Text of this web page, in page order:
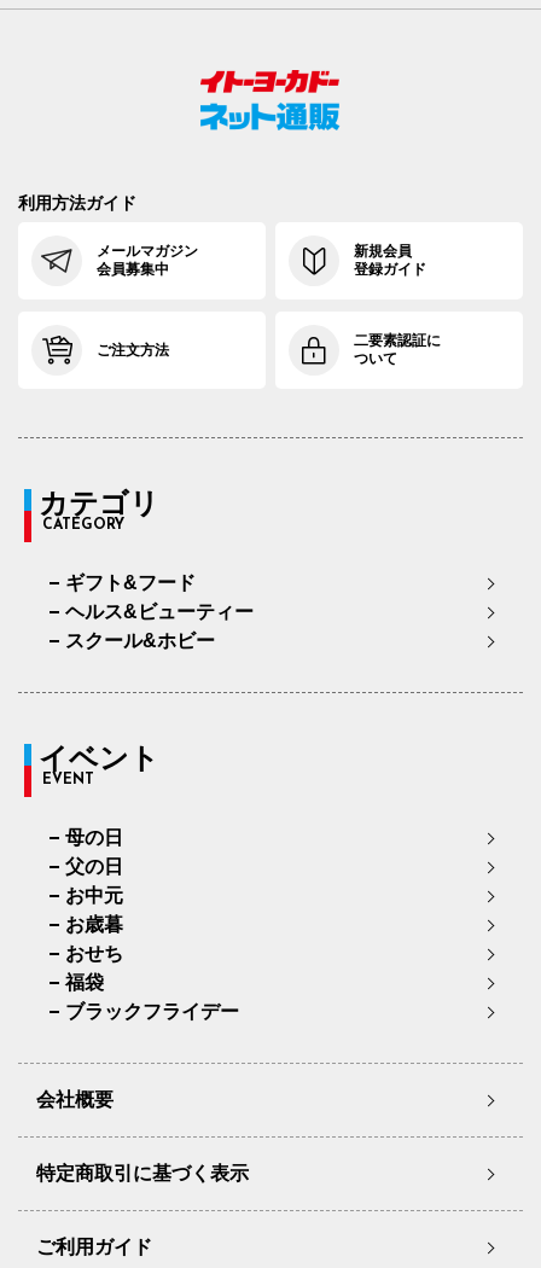
利用方法ガイド
メールマガジン
会員募集中
新規会員
登録ガイド
ご注文方法
二要素認証に
ついて
カテゴリ
CATEGORY
ギフト&フード
ヘルス&ビューティー
スクール&ホビー
イベント
EVENT
母の日
父の日
お中元
お歳暮
おせち
福袋
ブラックフライデー
会社概要
特定商取引に基づく表示
ご利用ガイド